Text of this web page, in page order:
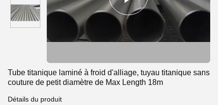
Tube titanique laminé à froid d'alliage, tuyau titanique sans
couture de petit diamètre de Max Length 18m
Détails du produit